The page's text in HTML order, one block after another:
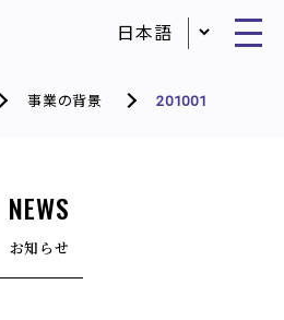
事業の背景 201001
NEWS
お知らせ